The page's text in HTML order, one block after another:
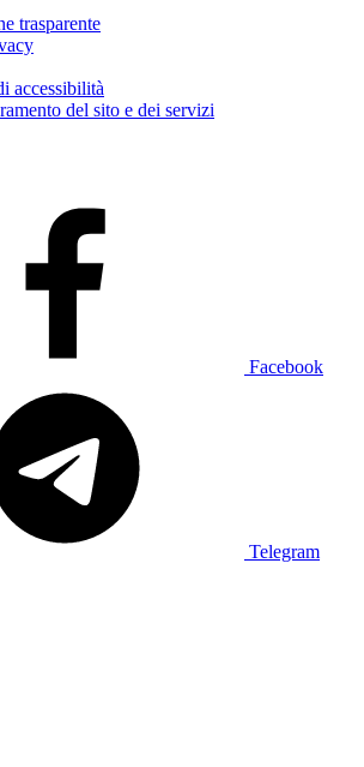
trasparente
accessibilità
del sito e dei servizi
Facebook
Telegram